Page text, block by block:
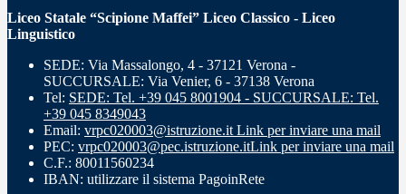
Liceo Statale “Scipione Maffei” Liceo Classico - Liceo
Linguistico
SEDE: Via Massalongo, 4 - 37121 Verona -
SUCCURSALE: Via Venier, 6 - 37138 Verona
Tel: SEDE: Tel. +39 045 8001904 - SUCCURSALE: Tel.
+39 045 8349043
Email: vrpc020003@istruzione.it Link per inviare una mail
PEC: vrpc020003@pec.istruzione.itLink per inviare una mail
C.F.: 80011560234
IBAN: utilizzare il sistema PagoinRete